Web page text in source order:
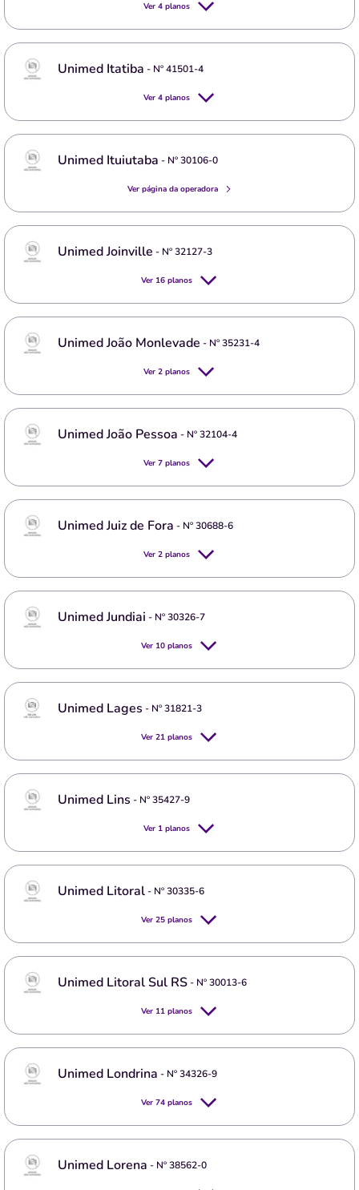
Ver 4 planos
Unimed Itatiba - Nº41501-4
Ver 4 planos
Unimed Ituiutaba - Nº30106-0
Ver página da operadora
Unimed Joinville - Nº32127-3
Ver 16 planos
Unimed João Monlevade - Nº35231-4
Ver 2 planos
Unimed João Pessoa - Nº32104-4
Ver 7 planos
Unimed Juiz de Fora - Nº30688-6
Ver 2 planos
Unimed Jundiai - Nº30326-7
Ver 10 planos
Unimed Lages - Nº31821-3
Ver 21 planos
Unimed Lins - Nº35427-9
Ver 1 planos
Unimed Litoral- Nº30335-6
Ver 25 planos
Unimed Litoral Sul RS- Nº30013-6
Ver 11 planos
Unimed Londrina - Nº34326-9
Ver 74 planos
Unimed Lorena - Nº38562-0